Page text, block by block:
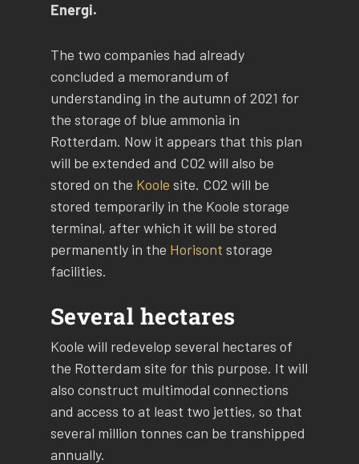
Energi.
The two companies had already
concluded a memorandum of
understanding in the autumn of 2021 for
the storage of blue ammonia in
Rotterdam. Now it appears that this plan
will be extended and CO2 will also be
stored on the Koole site. CO2 will be
stored temporarily in the Koole storage
terminal, after which it will be stored
permanently in the Horisont storage
facilities.
Several hectares
Koole will redevelop several hectares of
the Rotterdam site for this purpose. It will
also construct multimodal connections
and access to at least two jetties, so that
several million tonnes can be transhipped
annually.